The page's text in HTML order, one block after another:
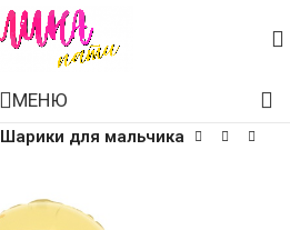
МЕНЮ
Шарики для мальчика